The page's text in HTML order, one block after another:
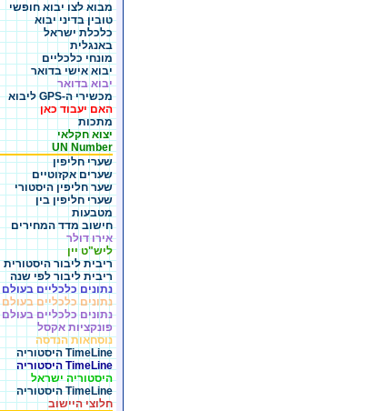
מבוא לצו יבוא חופשי
טובין בדיני יבוא
כלכלת ישראל
באנגלית
מונחי כלכליים
יבוא אישי בדואר
יבוא בדואר
מכשירי ה-GPS ליבוא
האם יעבוד כאן
מתכות
יצוא חקלאי
UN Number
שערי חליפין
שערים אקזוטיים
שער חליפין היסטורי
שערי חליפין בין
מטבעות
חישוב מדד המחירים
אירו דולר
ליש"ט יין
ריבית ליבור היסטורית
ריבית ליבור לפי שנה
נתונים כלכליים בעולם
נתונים כלכליים בעולם
נתונים כלכליים בעולם
פונקציות אקסל
נוסחאות הנדסה
TimeLine היסטוריה
TimeLine היסטוריה
היסטוריה ישראל
TimeLine היסטוריה
חלוצי היישוב